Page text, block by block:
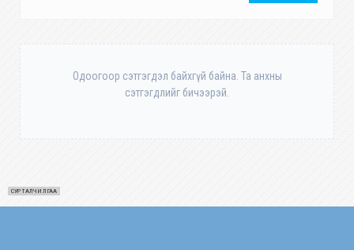
Одоогоор сэтгэгдэл байхгүй байна. Та анхны
сэтгэгдлийг бичээрэй.
СУРТАЛЧИЛГАА